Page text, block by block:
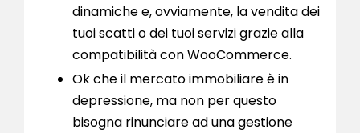
dinamiche e, ovviamente, la vendita dei
tuoi scatti o dei tuoi servizi grazie alla
compatibilità con WooCommerce.
Ok che il mercato immobiliare è in
depressione, ma non per questo
bisogna rinunciare ad una gestione